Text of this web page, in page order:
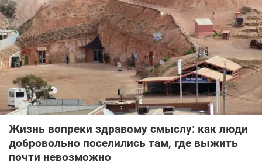
Жизнь вопреки здравому смыслу: как люди
добровольно поселились там, где выжить
почти невозможно